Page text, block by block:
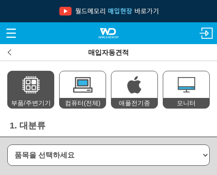
매입자동견적
부품/주변기기 컴퓨터(전체) 애플전기종 모니터
1. 대분류